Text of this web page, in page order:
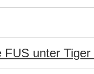
FUS unter Tiger